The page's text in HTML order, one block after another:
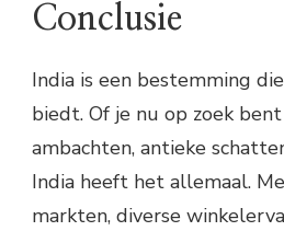
Conclusie
India is een bestemming
biedt. Of je nu op zoek
ambachten, antieke
India heeft het allemaal.
markten, diverse